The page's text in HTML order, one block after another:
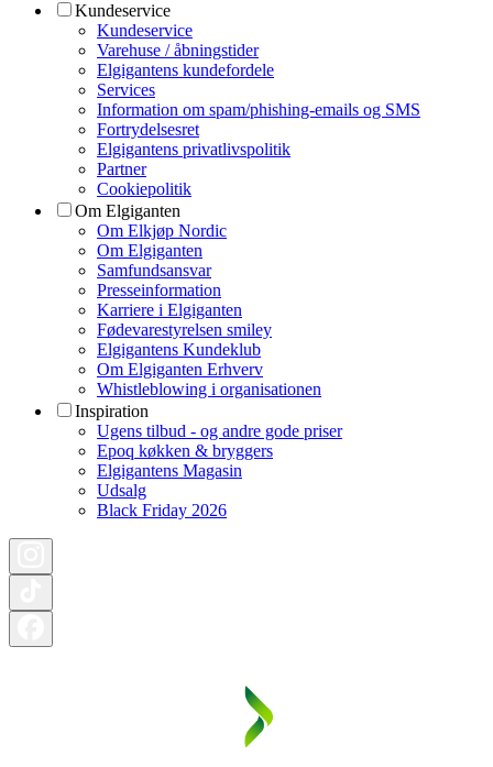
Kundeservice
Kundeservice
Varehuse / åbningstider
Elgigantens kundefordele
Services
Information om spam/phishing-emails og SMS
Fortrydelsesret
Elgigantens privatlivspolitik
Partner
Cookiepolitik
Om Elgiganten
Om Elkjøp Nordic
Om Elgiganten
Samfundsansvar
Presseinformation
Karriere i Elgiganten
Fødevarestyrelsen smiley
Elgigantens Kundeklub
Om Elgiganten Erhverv
Whistleblowing i organisationen
Inspiration
Ugens tilbud - og andre gode priser
Epoq køkken & bryggers
Elgigantens Magasin
Udsalg
Black Friday 2026